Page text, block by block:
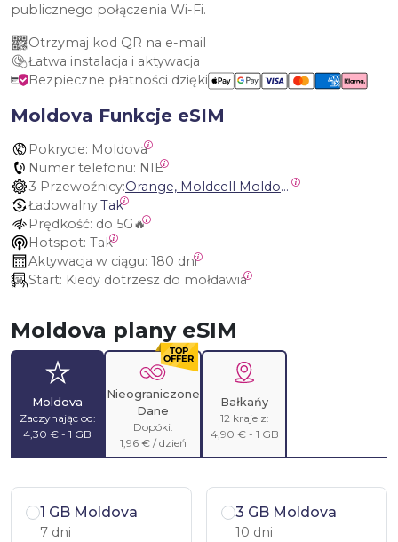
publicznego połączenia Wi-Fi.
Otrzymaj kod QR na e-mail
Łatwa instalacja i aktywacja
Bezpieczne płatności dzięki
Moldova Funkcje eSIM
Pokrycie: Moldova
Numer telefonu: NIE
3 Przewoźnicy:
Orange, Moldcell Moldova, Moldtelecom Moldova
Ładowalny:Tak
Prędkość: do 5G🔥
Hotspot: Tak
Aktywacja w ciągu: 180 dni
Start: Kiedy dotrzesz do mołdawia
Moldova plany eSIM
Moldova
Zaczynając od:
4,30 € - 1 GB
Nieograniczone
Dane
Dopóki:
1,96 € / dzień
Bałkańy
12 kraje z:
4,90 € - 1 GB
1 GB Moldova
7 dni
3 GB Moldova
10 dni